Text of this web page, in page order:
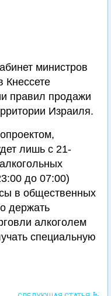
министров
Кнессете
правил продажи
Израиля.
лишь с 21-
до 07:00)
в общественных
держать
алкоголем
специальную